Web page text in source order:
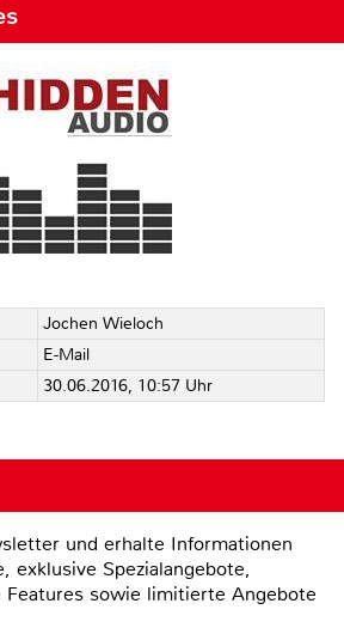
Jochen Wieloch
E-Mail
30.06.2016, 10:57 Uhr
und erhalte Informationen
exklusive Spezialangebote,
Features sowie limitierte Angebote